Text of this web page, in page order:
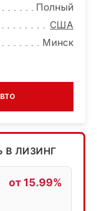
Полный
США
Минск
В ЛИЗИНГ
от 15.99%